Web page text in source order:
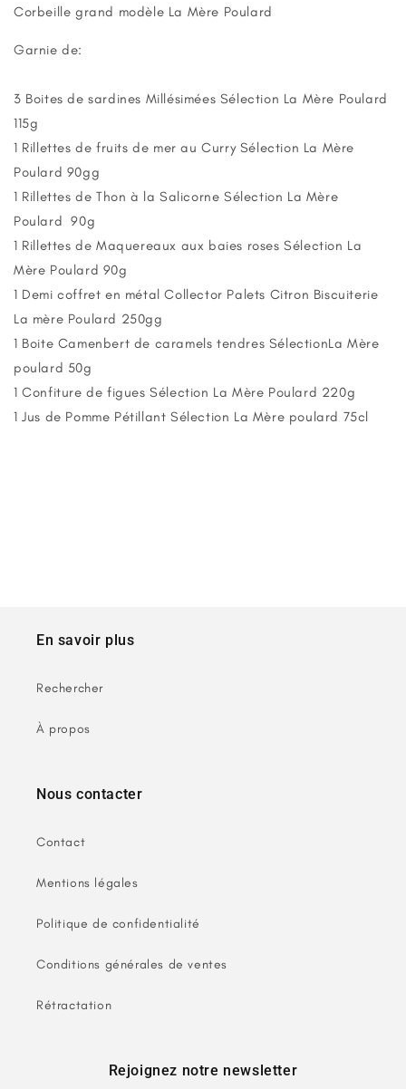
Corbeille grand modèle La Mère Poulard
Garnie de:
3 Boites de sardines Millésimées Sélection La Mère Poulard
115g
1 Rillettes de fruits de mer au Curry Sélection La Mère
Poulard 90gg
1 Rillettes de Thon à la Salicorne Sélection La Mère
Poulard 90g
1 Rillettes de Maquereaux aux baies roses Sélection La
Mère Poulard 90g
1 Demi coffret en métal Collector Palets Citron Biscuiterie
La mère Poulard 250gg
1 Boite Camenbert de caramels tendres SélectionLa Mère
poulard 50g
1 Confiture de figues Sélection La Mère Poulard 220g
1 Jus de Pomme PétillantSélection La Mère poulard 75cl
En savoir plus
Rechercher
À propos
Nous contacter
Contact
Mentions légales
Politique de confidentialité
Conditions générales de ventes
Rétractation
Rejoignez notre newsletter